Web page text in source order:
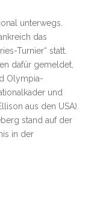
unterwegs.
das
Turnier“ statt.
dafür gemeldet,
Olympia-
und
aus den USA).
stand auf der
in der